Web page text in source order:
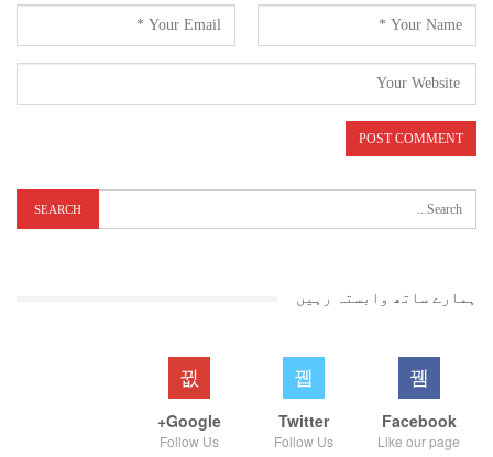
ہمارے ساتھ وابستہ رہیں
Facebook
Like our page
Twitter
Follow Us
Google+
Follow Us